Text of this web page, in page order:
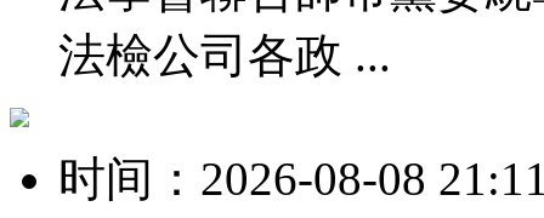
法檢公司各政 ...
时间：2026-08-08